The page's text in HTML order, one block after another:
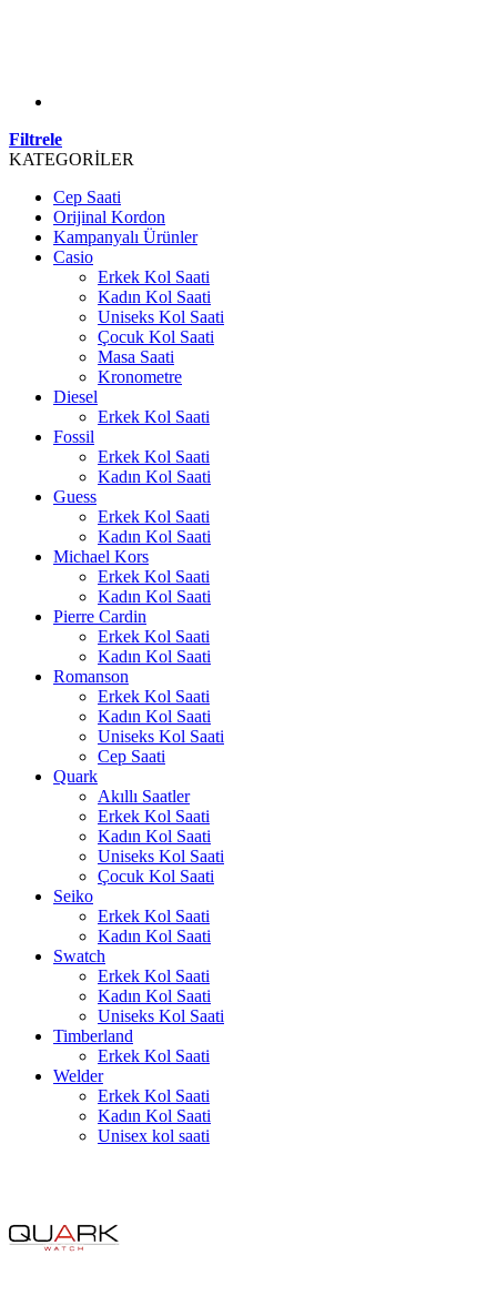
Filtrele
KATEGORİLER
Cep Saati
Orijinal Kordon
Kampanyalı Ürünler
Casio
Erkek Kol Saati
Kadın Kol Saati
Uniseks Kol Saati
Çocuk Kol Saati
Masa Saati
Kronometre
Diesel
Erkek Kol Saati
Fossil
Erkek Kol Saati
Kadın Kol Saati
Guess
Erkek Kol Saati
Kadın Kol Saati
Michael Kors
Erkek Kol Saati
Kadın Kol Saati
Pierre Cardin
Erkek Kol Saati
Kadın Kol Saati
Romanson
Erkek Kol Saati
Kadın Kol Saati
Uniseks Kol Saati
Cep Saati
Quark
Akıllı Saatler
Erkek Kol Saati
Kadın Kol Saati
Uniseks Kol Saati
Çocuk Kol Saati
Seiko
Erkek Kol Saati
Kadın Kol Saati
Swatch
Erkek Kol Saati
Kadın Kol Saati
Uniseks Kol Saati
Timberland
Erkek Kol Saati
Welder
Erkek Kol Saati
Kadın Kol Saati
Unisex kol saati